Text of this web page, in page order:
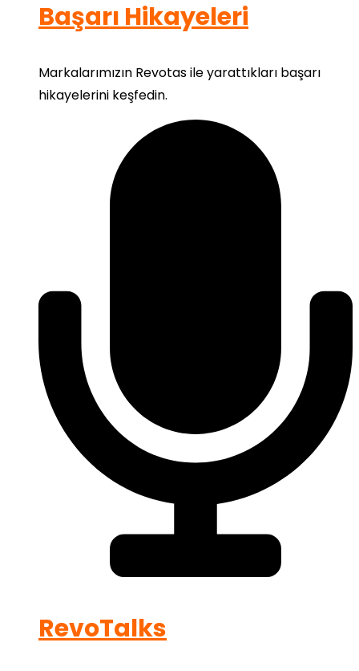
Başarı Hikayeleri
Markalarımızın Revotas ile yarattıkları başarı
hikayelerini keşfedin.
RevoTalks